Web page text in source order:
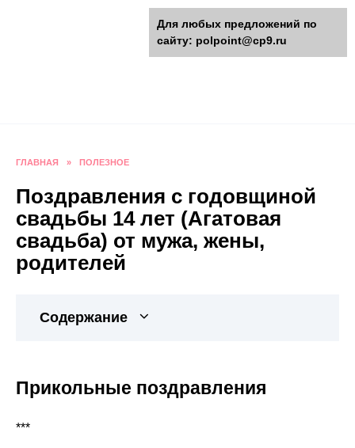
polpoint.ru - Разнообразные
поделки к праздникам
ГЛАВНАЯ » ПОЛЕЗНОЕ
Поздравления с годовщиной
свадьбы 14 лет (Агатовая
свадьба) от мужа, жены,
родителей
Содержание
Прикольные поздравления
***
Для любых предложений по
сайту: polpoint@cp9.ru